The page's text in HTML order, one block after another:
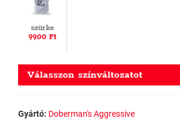
szürke
9900 Ft
Válasszon színváltozatot
Gyártó: Doberman's Aggressive